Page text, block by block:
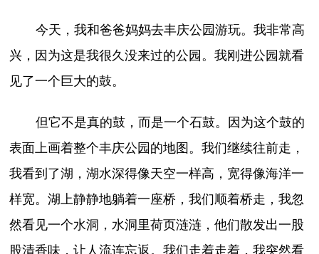
今天，我和爸爸妈妈去丰庆公园游玩。我非常高
兴，因为这是我很久没来过的公园。我刚进公园就看
见了一个巨大的鼓。
但它不是真的鼓，而是一个石鼓。因为这个鼓的
表面上画着整个丰庆公园的地图。我们继续往前走，
我看到了湖，湖水深得像天空一样高，宽得像海洋一
样宽。湖上静静地躺着一座桥，我们顺着桥走，我忽
然看见一个水洞，水洞里荷页涟涟，他们散发出一股
股清香味，让人流连忘返。我们走着走着，我突然看